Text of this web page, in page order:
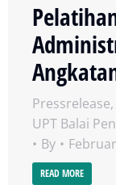
Pressrelease,
UPT Balai
By
READ MORE